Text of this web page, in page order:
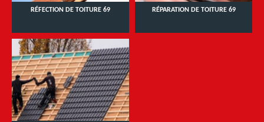
RÉFECTION DE TOITURE 69 RÉPARATION DE TOITURE 69